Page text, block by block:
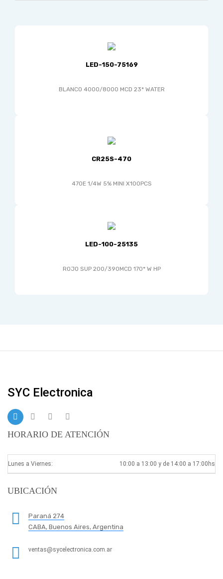
LED-150-75169
BLANCO 4000/8000 MCD 23* WATER
CR25S-470
470E 1/4W 5% MINI X100PCS
LED-100-25135
ROJO SUP 200/390MCD 170* W HP
SYC Electronica
HORARIO DE ATENCIÓN
Lunes a Viernes: 10:00 a 13:00 y de 14:00 a 17:00hs
UBICACIÓN
Paraná 274
CABA, Buenos Aires, Argentina
ventas@sycelectronica.com.ar